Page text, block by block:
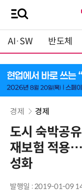
AI·SW 반도체
경제 경제
도시 숙박공
재보험 적용
성화
발행일 : 2019-01-09